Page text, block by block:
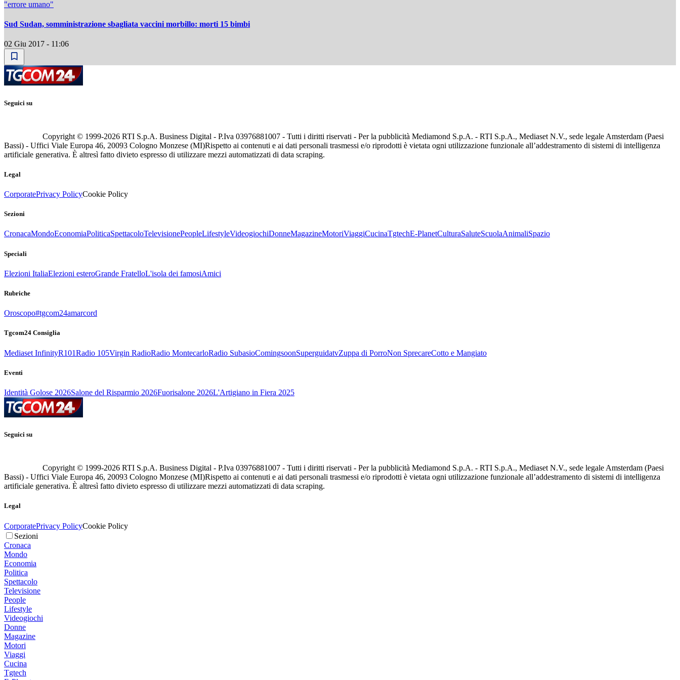
"errore umano"
Sud Sudan, somministrazione sbagliata vaccini morbillo: morti 15 bimbi
02 Giu 2017 - 11:06
Seguici su
Copyright © 1999-2026 RTI S.p.A. Business Digital - P.Iva 03976881007 - Tutti i diritti riservati - Per la pubblicità Mediamond S.p.A. - RTI S.p.A., Mediaset N.V., sede legale Amsterdam (Paesi
Bassi) - Uffici Viale Europa 46, 20093 Cologno Monzese (MI)Rispetto ai contenuti e ai dati personali trasmessi e/o riprodotti è vietata ogni utilizzazione funzionale all’addestramento di sistemi di intelligenza
artificiale generativa. È altresì fatto divieto espresso di utilizzare mezzi automatizzati di data scraping.
Legal
CorporatePrivacy PolicyCookie Policy
Sezioni
CronacaMondoEconomiaPoliticaSpettacoloTelevisionePeopleLifestyleVideogiochiDonneMagazineMotoriViaggiCucinaTgtechE-PlanetCulturaSaluteScuolaAnimaliSpazio
Speciali
Elezioni ItaliaElezioni esteroGrande FratelloL'isola dei famosiAmici
Rubriche
Oroscopo#tgcom24amarcord
Tgcom24 Consiglia
Mediaset InfinityR101Radio 105Virgin RadioRadio MontecarloRadio SubasioComingsoonSuperguidatvZuppa di PorroNon SprecareCotto e Mangiato
Eventi
Identità Golose 2026Salone del Risparmio 2026Fuorisalone 2026L'Artigiano in Fiera 2025
Seguici su
Copyright © 1999-2026 RTI S.p.A. Business Digital - P.Iva 03976881007 - Tutti i diritti riservati - Per la pubblicità Mediamond S.p.A. - RTI S.p.A., Mediaset N.V., sede legale Amsterdam (Paesi
Bassi) - Uffici Viale Europa 46, 20093 Cologno Monzese (MI)Rispetto ai contenuti e ai dati personali trasmessi e/o riprodotti è vietata ogni utilizzazione funzionale all’addestramento di sistemi di intelligenza
artificiale generativa. È altresì fatto divieto espresso di utilizzare mezzi automatizzati di data scraping.
Legal
CorporatePrivacy PolicyCookie Policy
Sezioni
Cronaca
Mondo
Economia
Politica
Spettacolo
Televisione
People
Lifestyle
Videogiochi
Donne
Magazine
Motori
Viaggi
Cucina
Tgtech